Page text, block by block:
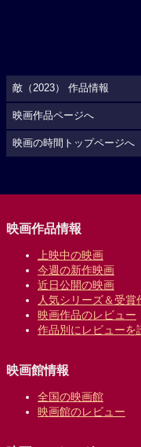
敵（2023） 作品情報
映画作品ページへ
映画の時間トップページへ
映画作品情報
上映中の映画
今週の新作映画
近日公開の映画
人気シリーズ＆受賞
映画作品のレビュー
作品別にレビューを
映画館情報
全国の映画館
映画館のレビュー